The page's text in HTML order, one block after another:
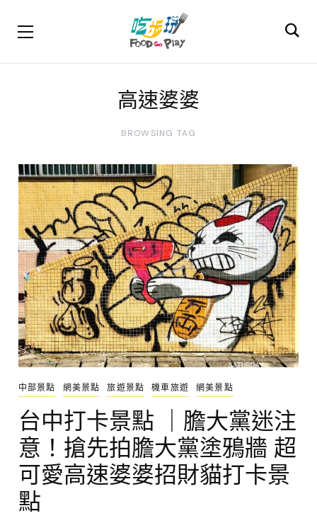
高速婆婆
BROWSING TAG
中部景點 網美景點 旅遊景點 機車旅遊 網美景點
台中打卡景點 ｜膽大黨迷注
意！搶先拍膽大黨塗鴉牆 超
可愛高速婆婆招財貓打卡景
點